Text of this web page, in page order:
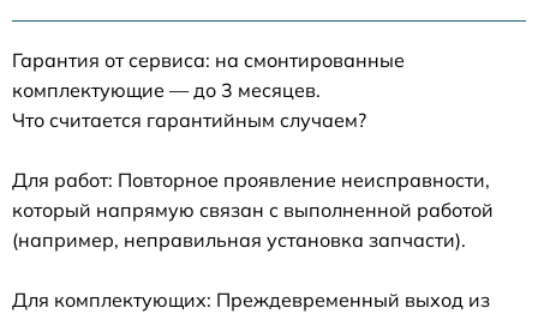
Гарантия от сервиса: на смонтированные
комплектующие — до 3 месяцев.
Что считается гарантийным случаем?
Для работ: Повторное проявление неисправности,
который напрямую связан с выполненной работой
(например, неправильная установка запчасти).
Для комплектующих: Преждевременный выход из